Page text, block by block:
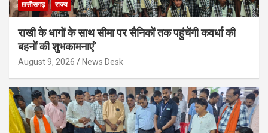
छत्तीसगढ़ राज्य
राखी के धागों के साथ सीमा पर सैनिकों तक पहुंचेंगी कवर्धा की
बहनों की शुभकामनाएं’
August 9, 2026 News Desk